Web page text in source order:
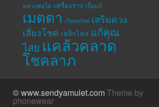
หลวงพ่อโต เครื่องราง เบี้ยแก้
เมตตา เรียกทรัพย์ เสริมดวง
เสี่ยงโชค เหล็กไหล แก้คุณ
ไสย แคล้วคลาด
โชคลาภ
© www.sendyamulet.comTheme by
phonewear